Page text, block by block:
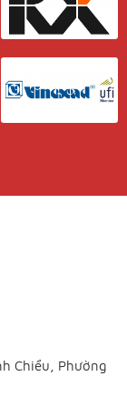
Chiểu, Phường